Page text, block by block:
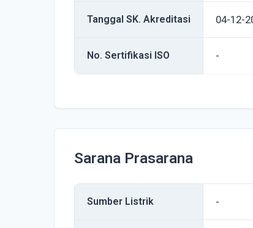
Tanggal SK. Akreditasi 04-12-
No. Sertifikasi ISO -
Sarana Prasarana
Sumber Listrik -